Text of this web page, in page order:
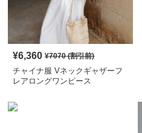
¥6,360 ¥7070(割引前)
チャイナ服 Vネックギャザーフ
レアロングワンピース